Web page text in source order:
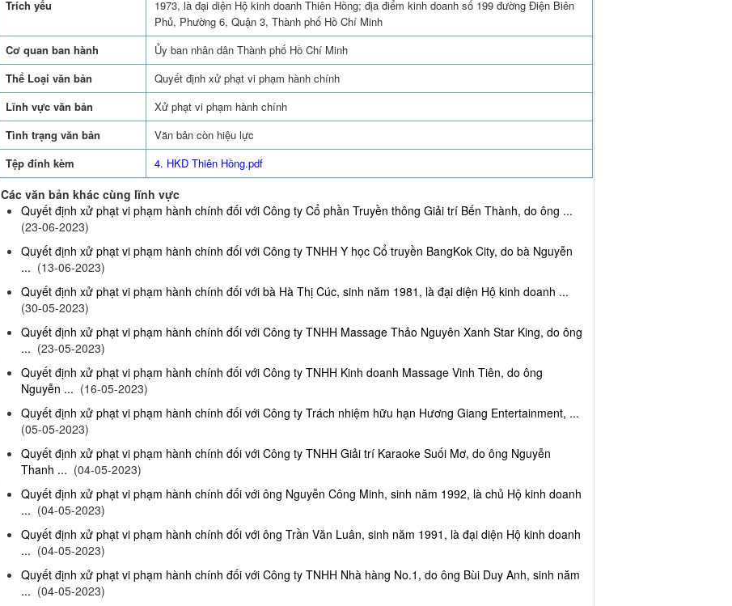
Trích yếu
1973, là đại diện Hộ kinh doanh Thiên Hồng; địa điểm kinh doanh số 199 đường Điện Biên
Phủ, Phường 6, Quận 3, Thành phố Hồ Chí Minh
Cơ quan ban hành
Ủy ban nhân dân Thành phố Hồ Chí Minh
Thể Loại văn bản
Quyết định xử phạt vi phạm hành chính
Lĩnh vực văn bản
Xử phạt vi phạm hành chính
Tình trạng văn bản
Văn bản còn hiệu lực
Tệp đính kèm
4. HKD Thiên Hồng.pdf
Các văn bản khác cùng lĩnh vực
Quyết định xử phạt vi phạm hành chính đối với Công ty Cổ phần Truyền thông Giải trí Bến Thành, do ông ...
(23-06-2023)
Quyết định xử phạt vi phạm hành chính đối với Công ty TNHH Y học Cổ truyền BangKok City, do bà Nguyễn
... (13-06-2023)
Quyết định xử phạt vi phạm hành chính đối với bà Hà Thị Cúc, sinh năm 1981, là đại diện Hộ kinh doanh ...
(30-05-2023)
Quyết định xử phạt vi phạm hành chính đối với Công ty TNHH Massage Thảo Nguyên Xanh Star King, do ông
... (23-05-2023)
Quyết định xử phạt vi phạm hành chính đối với Công ty TNHH Kinh doanh Massage Vinh Tiên, do ông
Nguyễn ... (16-05-2023)
Quyết định xử phạt vi phạm hành chính đối với Công ty Trách nhiệm hữu hạn Hương Giang Entertainment, ...
(05-05-2023)
Quyết định xử phạt vi phạm hành chính đối với Công ty TNHH Giải trí Karaoke Suối Mơ, do ông Nguyễn
Thanh ... (04-05-2023)
Quyết định xử phạt vi phạm hành chính đối với ông Nguyễn Công Minh, sinh năm 1992, là chủ Hộ kinh doanh
... (04-05-2023)
Quyết định xử phạt vi phạm hành chính đối với ông Trần Văn Luân, sinh năm 1991, là đại diện Hộ kinh doanh
... (04-05-2023)
Quyết định xử phạt vi phạm hành chính đối với Công ty TNHH Nhà hàng No.1, do ông Bùi Duy Anh, sinh năm
... (04-05-2023)